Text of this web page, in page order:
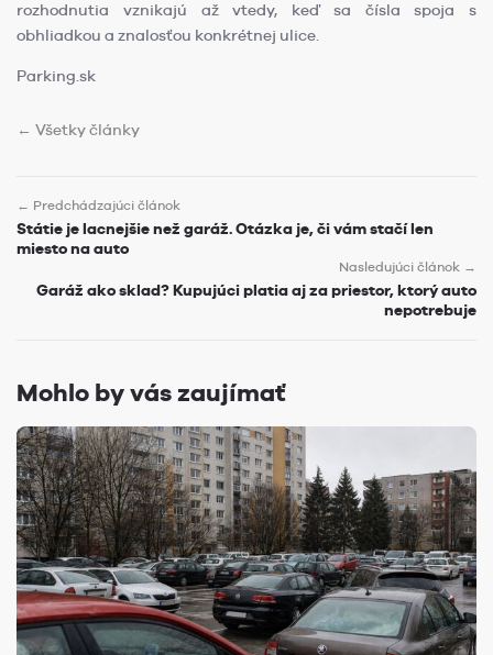
rozhodnutia vznikajú až vtedy, keď sa čísla spoja s
obhliadkou a znalosťou konkrétnej ulice.
Parking.sk
← Všetky články
← Predchádzajúci článok
Státie je lacnejšie než garáž. Otázka je, či vám stačí len
miesto na auto
Nasledujúci článok →
Garáž ako sklad? Kupujúci platia aj za priestor, ktorý auto
nepotrebuje
Mohlo by vás zaujímať